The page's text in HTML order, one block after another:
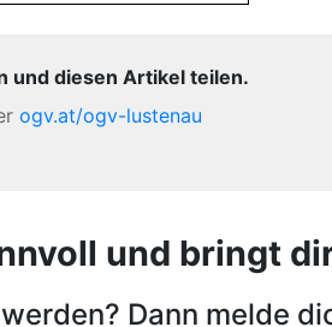
und diesen Artikel teilen.
ogv.at/ogv-lustenau
und bringt
Dann melde